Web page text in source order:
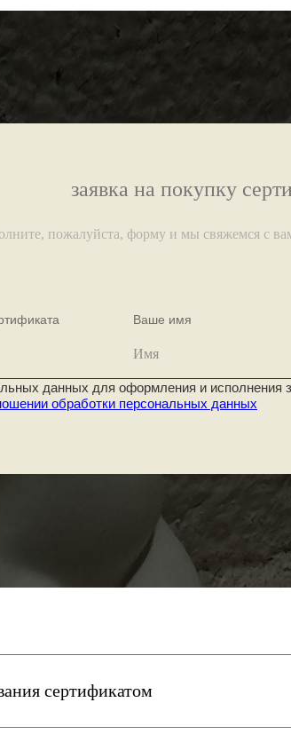
заявка на покупку
пожалуйста, форму и мы свяжемся с
Ваше имя
Имя
данных для оформления и исполнения
обработки персональных данных
сертификатом